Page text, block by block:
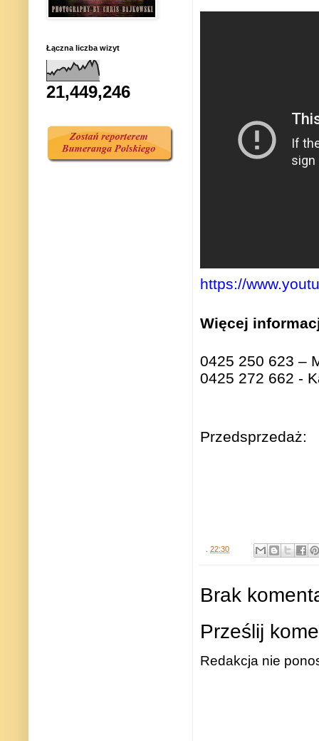
https://
Więcej
0425 250 623 –
0425 272 662 -
Przedsprzedaż:
. 22:30
Brak
Prześlij
Redakcja nie
Łączna liczba wizyt
21,449,246